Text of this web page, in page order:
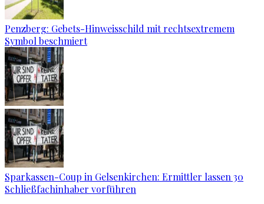
Penzberg: Gebets-Hinweisschild mit rechtsextremem
Symbol beschmiert
Sparkassen-Coup in Gelsenkirchen: Ermittler lassen 30
Schließfachinhaber vorführen